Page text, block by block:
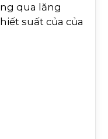
qua lăng
suất của của